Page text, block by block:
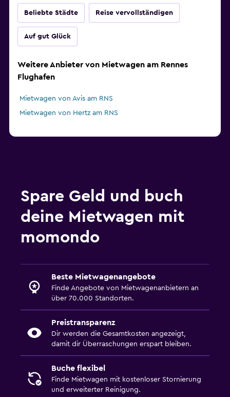
Beliebte Städte Reise vervollständigen
Auf gut Glück
Weitere Anbieter von Mietwagen am Rennes
Flughafen
Mietwagen von Avis am RNS
Mietwagen von Hertz am RNS
Spare Geld und buch
deine Mietwagen mit
momondo
Beste Mietwagenangebote
Finde Angebote von Mietwagenanbietern an
über 70.000 Standorten.
Preistransparenz
Dir werden die Gesamtkosten angezeigt,
damit dir Überraschungen erspart bleiben.
Buche flexibel
Finde Mietwagen mit kostenloser Stornierung
und erweiterter Reinigung.